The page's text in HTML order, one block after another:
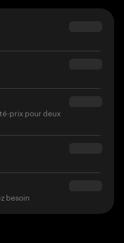
$69.90
$54.90
prix pour deux
$34.95
$160.00
besoin
$180.00